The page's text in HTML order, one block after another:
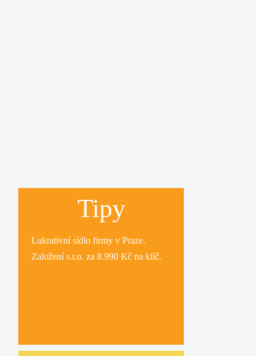
Tipy
Lukrativnísídlo firmy v Praze.
Založení s.r.o. za 8.990 Kč na klíč.